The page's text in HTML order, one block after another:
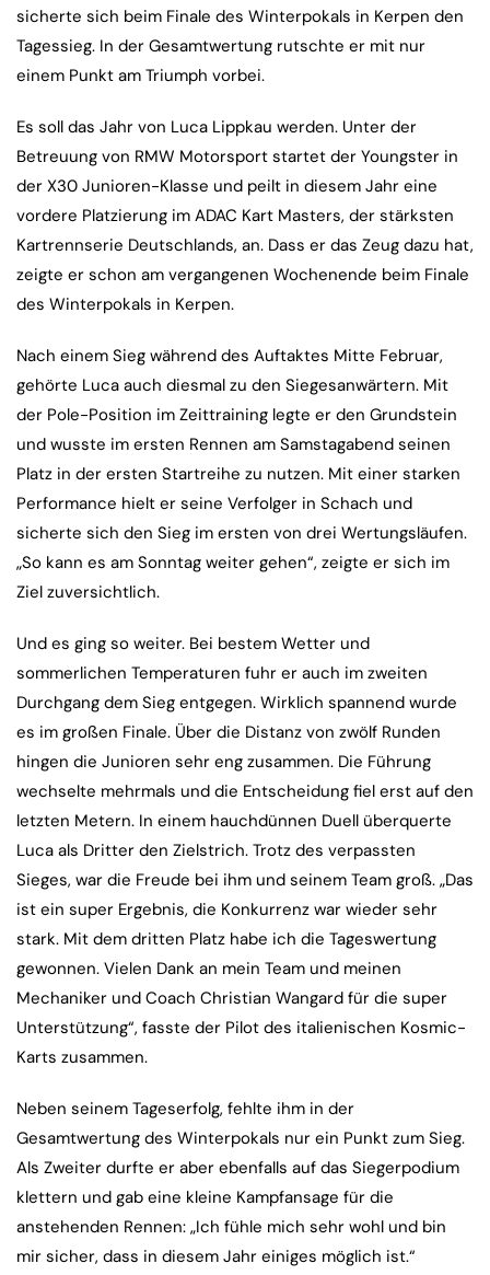
sicherte sich beim Finale des Winterpokals in Kerpen den
Tagessieg. In der Gesamtwertung rutschte er mit nur
einem Punkt am Triumph vorbei.
Es soll das Jahr von Luca Lippkau werden. Unter der
Betreuung von RMW Motorsport startet der Youngster in
der X30 Junioren-Klasse und peilt in diesem Jahr eine
vordere Platzierung im ADAC Kart Masters, der stärksten
Kartrennserie Deutschlands, an. Dass er das Zeug dazu hat,
zeigte er schon am vergangenen Wochenende beim Finale
des Winterpokals in Kerpen.
Nach einem Sieg während des Auftaktes Mitte Februar,
gehörte Luca auch diesmal zu den Siegesanwärtern. Mit
der Pole-Position im Zeittraining legte er den Grundstein
und wusste im ersten Rennen am Samstagabend seinen
Platz in der ersten Startreihe zu nutzen. Mit einer starken
Performance hielt er seine Verfolger in Schach und
sicherte sich den Sieg im ersten von drei Wertungsläufen.
„So kann es am Sonntag weiter gehen“, zeigte er sich im
Ziel zuversichtlich.
Und es ging so weiter. Bei bestem Wetter und
sommerlichen Temperaturen fuhr er auch im zweiten
Durchgang dem Sieg entgegen. Wirklich spannend wurde
es im großen Finale. Über die Distanz von zwölf Runden
hingen die Junioren sehr eng zusammen. Die Führung
wechselte mehrmals und die Entscheidung fiel erst auf den
letzten Metern. In einem hauchdünnen Duell überquerte
Luca als Dritter den Zielstrich. Trotz des verpassten
Sieges, war die Freude bei ihm und seinem Team groß. „Das
ist ein super Ergebnis, die Konkurrenz war wieder sehr
stark. Mit dem dritten Platz habe ich die Tageswertung
gewonnen. Vielen Dank an mein Team und meinen
Mechaniker und Coach Christian Wangard für die super
Unterstützung“, fasste der Pilot des italienischen Kosmic-
Karts zusammen.
Neben seinem Tageserfolg, fehlte ihm in der
Gesamtwertung des Winterpokals nur ein Punkt zum Sieg.
Als Zweiter durfte er aber ebenfalls auf das Siegerpodium
klettern und gab eine kleine Kampfansage für die
anstehenden Rennen: „Ich fühle mich sehr wohl und bin
mir sicher, dass in diesem Jahr einiges möglich ist.“